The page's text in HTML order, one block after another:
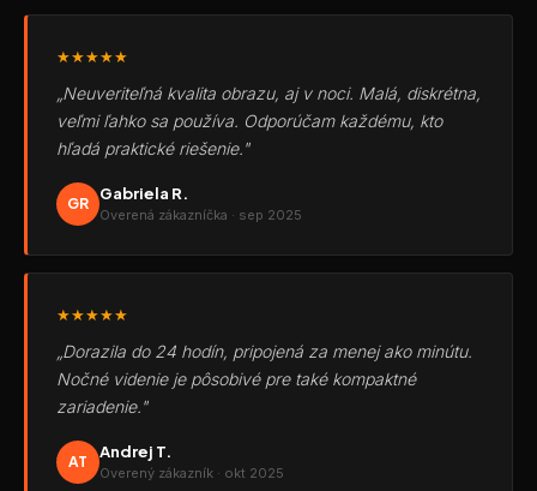
★★★★★
„Neuveriteľná kvalita obrazu, aj v noci. Malá, diskrétna,
veľmi ľahko sa používa. Odporúčam každému, kto
hľadá praktické riešenie."
GR
Gabriela R.
Overená zákazníčka · sep 2025
★★★★★
„Dorazila do 24 hodín, pripojená za menej ako minútu.
Nočné videnie je pôsobivé pre také kompaktné
zariadenie."
AT
Andrej T.
Overený zákazník · okt 2025